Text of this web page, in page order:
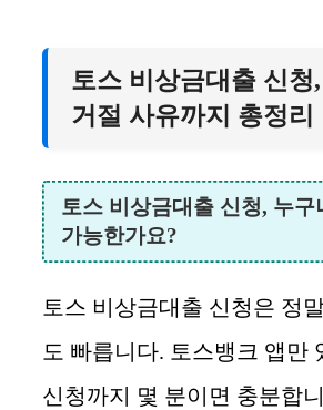
토스 비상금대출 신청
거절 사유까지 총정리
토스 비상금대출 신청, 누구
가능한가요?
토스 비상금대출 신청은 정
도 빠릅니다. 토스뱅크 앱만
신청까지 몇 분이면 충분합